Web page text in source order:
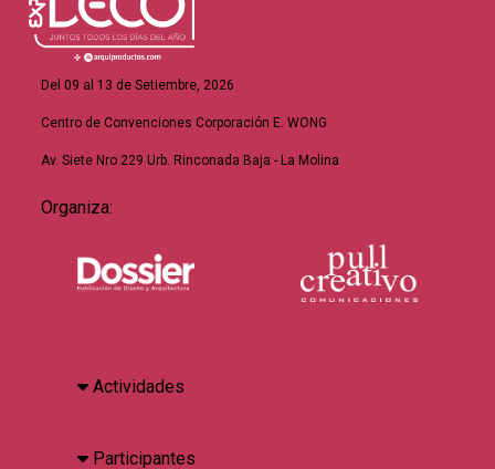
Del 09 al 13 de Setiembre, 2026
Centro de Convenciones Corporación E. WONG
Av. Siete Nro 229 Urb. Rinconada Baja - La Molina
Organiza:
Actividades
Participantes